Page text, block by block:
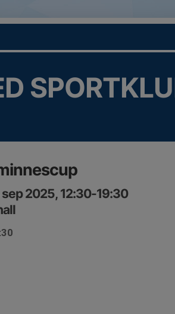
sep 2025, 12:30-19:30